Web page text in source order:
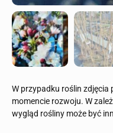
W przypadku roślin
momencie rozwoju. W
wygląd rośliny może być